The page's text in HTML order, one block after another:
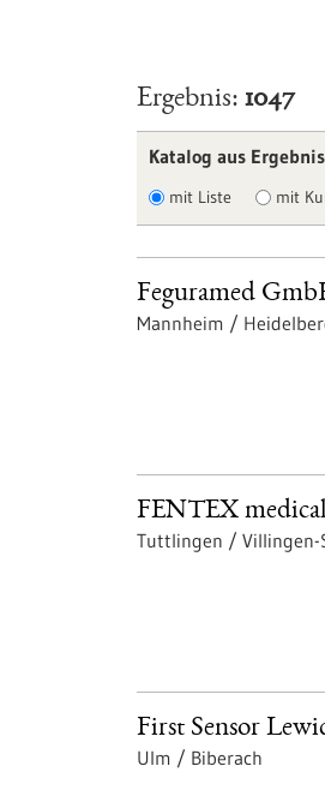
Ergebnis 1047
Katalog aus
mit Liste mit
Feguramed
Mannheim /
FENTEX
Tuttlingen / Villingen-
First Sensor
Ulm / Biberach